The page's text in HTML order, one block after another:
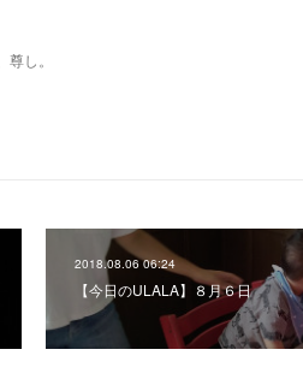
し。
2018.08.06 06:24
【今日のULALA】８月６日